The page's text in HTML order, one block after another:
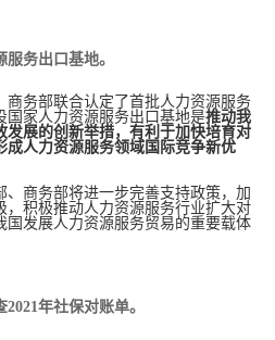
务出口基地。
商务部联合认定了首批人力资源服务
国家人力资源服务出口基地是推动我
发展的创新举措，有利于加快培育对
成人力资源服务领域国际竞争新优
、商务部将进一步完善支持政策，加
，积极推动人力资源服务行业扩大对
国发展人力资源服务贸易的重要载体
年社保对账单。